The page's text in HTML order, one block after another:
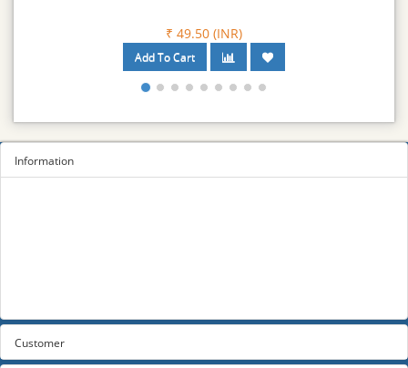
₹ 270.00 (INR)
Information
Customer